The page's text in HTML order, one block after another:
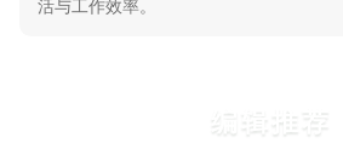
活与工作效率。